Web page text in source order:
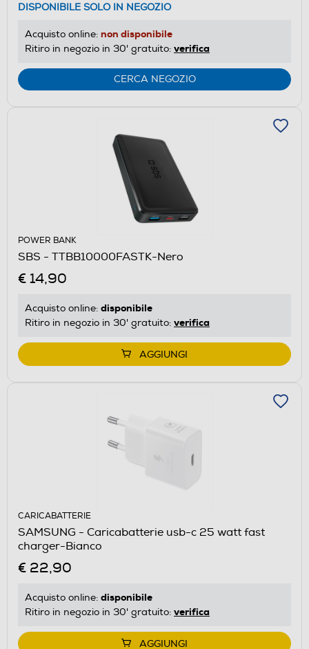
DISPONIBILE SOLO IN NEGOZIO
Acquisto online: non disponibile
Ritiro in negozio in 30' gratuito: verifica
CERCA NEGOZIO
POWER BANK
SBS - TTBB10000FASTK-Nero
€ 14,90
Acquisto online: disponibile
Ritiro in negozio in 30' gratuito: verifica
AGGIUNGI
CARICABATTERIE
SAMSUNG - Caricabatterie usb-c 25 watt fast
charger-Bianco
€ 22,90
Acquisto online: disponibile
Ritiro in negozio in 30' gratuito: verifica
AGGIUNGI